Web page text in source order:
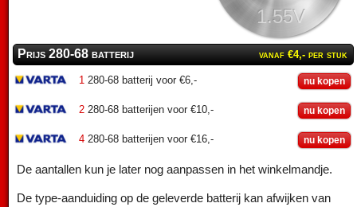
1.55V
Prijs 280-68 batterij vanaf €4,- per stuk
1 280-68 batterij voor €6,- nu kopen
2 280-68 batterijen voor €10,- nu kopen
4 280-68 batterijen voor €16,- nu kopen
De aantallen kun je later nog aanpassen in het winkelmandje.
De type-aanduiding op de geleverde batterij kan afwijken van